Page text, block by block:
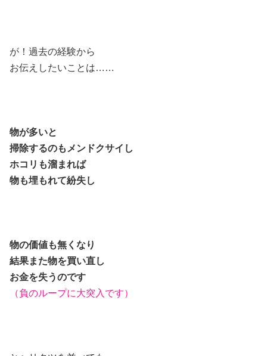
が！過去の経験から
お伝えしたいことは……
物が多いと
掃除するのもメンドクサイし
ホコリも溜まれば
物も埋もれて紛失し
物の価値も無くなり
結果また物を買い直し
お金を失うのです
（負のループに大突入です）